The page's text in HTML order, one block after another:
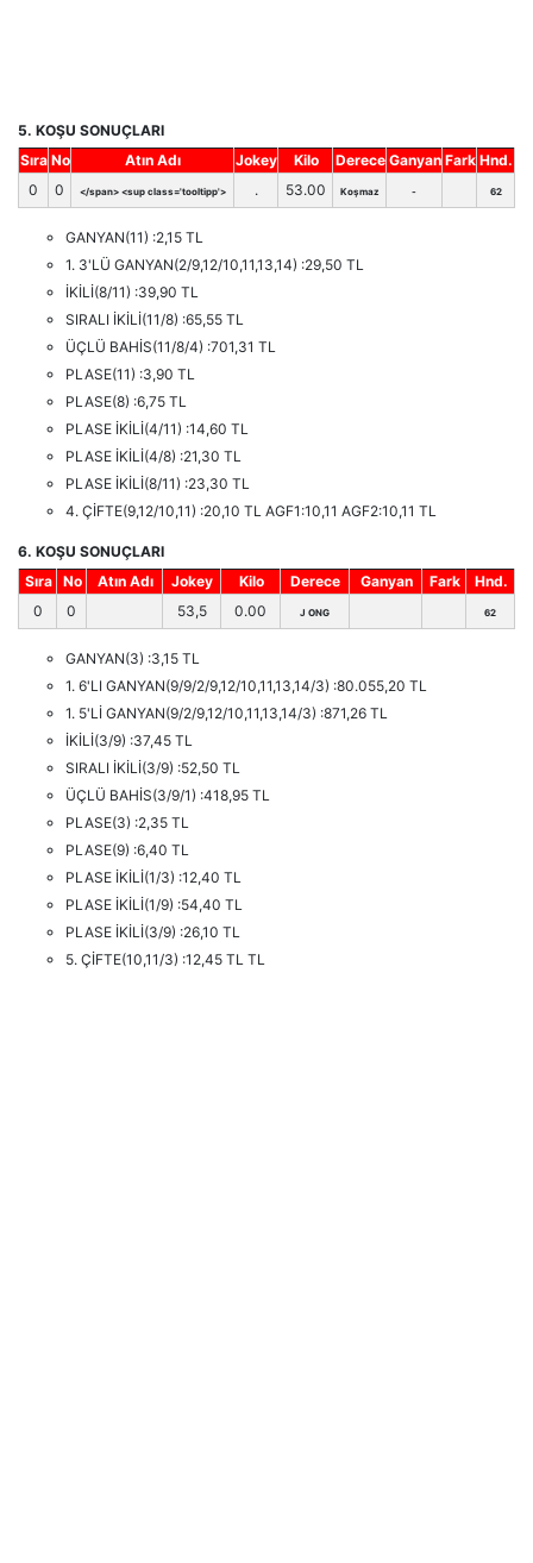
5. KOŞU SONUÇLARI
Sıra No Atın Adı Jokey Kilo Derece Ganyan Fark Hnd.
0
0 </span> <sup class='tooltipp'> . 53.00 Koşmaz - 62
GANYAN(11) :2,15 TL
1. 3'LÜ GANYAN(2/9,12/10,11,13,14) :29,50 TL
İKİLİ(8/11) :39,90 TL
SIRALI İKİLİ(11/8) :65,55 TL
ÜÇLÜ BAHİS(11/8/4) :701,31 TL
PLASE(11) :3,90 TL
PLASE(8) :6,75 TL
PLASE İKİLİ(4/11) :14,60 TL
PLASE İKİLİ(4/8) :21,30 TL
PLASE İKİLİ(8/11) :23,30 TL
4. ÇİFTE(9,12/10,11) :20,10 TL AGF1:10,11 AGF2:10,11 TL
6. KOŞU SONUÇLARI
Sıra
No Atın Adı Jokey Kilo Derece Ganyan Fark
Hnd.
0
0 53,5 0.00 J ONG 62
GANYAN(3) :3,15 TL
1. 6'LI GANYAN(9/9/2/9,12/10,11,13,14/3) :80.055,20 TL
1. 5'Lİ GANYAN(9/2/9,12/10,11,13,14/3) :871,26 TL
İKİLİ(3/9) :37,45 TL
SIRALI İKİLİ(3/9) :52,50 TL
ÜÇLÜ BAHİS(3/9/1) :418,95 TL
PLASE(3) :2,35 TL
PLASE(9) :6,40 TL
PLASE İKİLİ(1/3) :12,40 TL
PLASE İKİLİ(1/9) :54,40 TL
PLASE İKİLİ(3/9) :26,10 TL
5. ÇİFTE(10,11/3) :12,45 TL TL